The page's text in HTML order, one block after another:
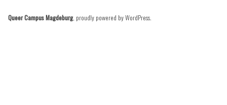
Queer Campus Magdeburg, proudly powered by WordPress.